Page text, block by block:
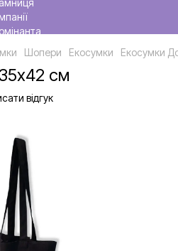
Шопери Екосумки Екосумки
см
відгук